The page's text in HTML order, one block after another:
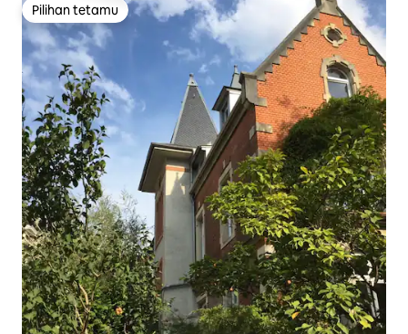
Pilihan tetamu
Pilihan tetamu